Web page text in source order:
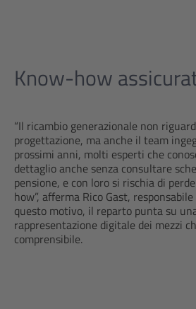
Know-how
“Il ricambio generazionale non
progettazione, ma anche il team
prossimi anni, molti esperti che
dettaglio anche senza consultare
pensione, e con loro si rischia di
how”, afferma Rico Gast,
questo motivo, il reparto punta su
rappresentazione digitale dei mezzi
comprensibile.